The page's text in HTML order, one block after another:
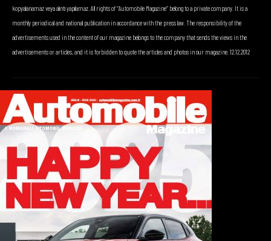
kopyalanamaz veya alıntı yapılamaz. All rights of “Automobile Magazine” belong to a private company. It is a
monthly periodical and national publication in accordance with the press law. The responsibility of the
advertisements used in the content of our magazine belongs to the company that sends the views in the
advertisements or articles, and it is forbidden to quote the articles and photos in our magazine. 12.12.2012